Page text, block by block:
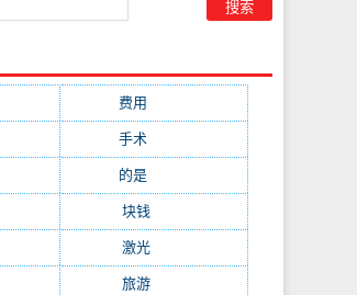
费用
手术(1536)
的是(1059)
块钱
激光
旅游